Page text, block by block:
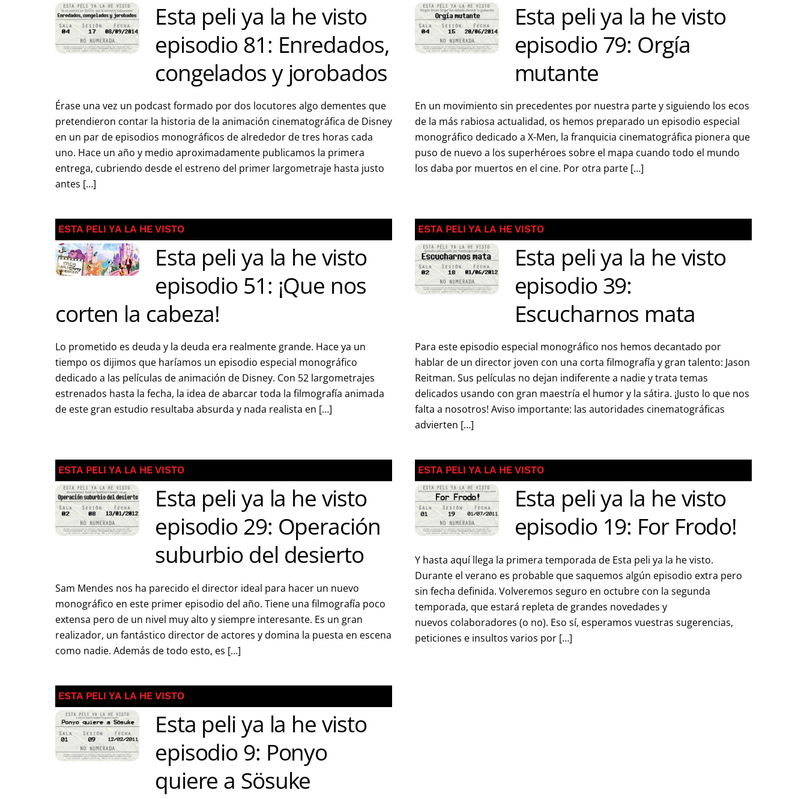
Esta peli ya la he visto
episodio 81: Enredados,
congelados y jorobados
Érase una vez un podcast formado por dos locutores algo dementes que
pretendieron contar la historia de la animación cinematográfica de Disney
en un par de episodios monográficos de alrededor de tres horas cada
uno. Hace un año y medio aproximadamente publicamos la primera
entrega, cubriendo desde el estreno del primer largometraje hasta justo
antes […]
Esta peli ya la he visto
episodio 79: Orgía
mutante
En un movimiento sin precedentes por nuestra parte y siguiendo los ecos
de la más rabiosa actualidad, os hemos preparado un episodio especial
monográfico dedicado a X-Men, la franquicia cinematográfica pionera que
puso de nuevo a los superhéroes sobre el mapa cuando todo el mundo
los daba por muertos en el cine. Por otra parte […]
ESTA PELI YA LA HE VISTO
Esta peli ya la he visto
episodio 51: ¡Que nos
corten la cabeza!
Lo prometido es deuda y la deuda era realmente grande. Hace ya un
tiempo os dijimos que haríamos un episodio especial monográfico
dedicado a las películas de animación de Disney. Con 52 largometrajes
estrenados hasta la fecha, la idea de abarcar toda la filmografía animada
de este gran estudio resultaba absurda y nada realista en […]
ESTA PELI YA LA HE VISTO
Esta peli ya la he visto
episodio 39:
Escucharnos mata
Para este episodio especial monográfico nos hemos decantado por
hablar de un director joven con una corta filmografía y gran talento: Jason
Reitman. Sus películas no dejan indiferente a nadie y trata temas
delicados usando con gran maestría el humor y la sátira. ¡Justo lo que nos
falta a nosotros! Aviso importante: las autoridades cinematográficas
advierten […]
ESTA PELI YA LA HE VISTO
Esta peli ya la he visto
episodio 29: Operación
suburbio del desierto
Sam Mendes nos ha parecido el director ideal para hacer un nuevo
monográfico en este primer episodio del año. Tiene una filmografía poco
extensa pero de un nivel muy alto y siempre interesante. Es un gran
realizador, un fantástico director de actores y domina la puesta en escena
como nadie. Además de todo esto, es […]
ESTA PELI YA LA HE VISTO
Esta peli ya la he visto
episodio 19: For Frodo!
Y hasta aquí llega la primera temporada de Esta peli ya la he visto.
Durante el verano es probable que saquemos algún episodio extra pero
sin fecha definida. Volveremos seguro en octubre con la segunda
temporada, que estará repleta de grandes novedades y
nuevos colaboradores (o no). Eso sí, esperamos vuestras sugerencias,
peticiones e insultos varios por […]
ESTA PELI YA LA HE VISTO
Esta peli ya la he visto
episodio 9: Ponyo
quiere a Sösuke